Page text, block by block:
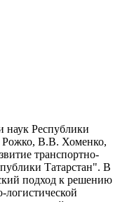
наук Республики
В.В. Хоменко,
транспортно-
Татарстан". В
подход к решению
логистической